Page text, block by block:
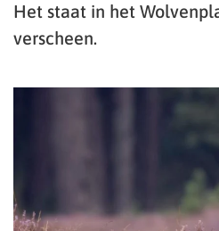
Het staat in het
verscheen.